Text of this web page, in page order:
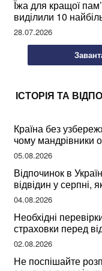
Їжа для кращої
виділили 10
продуктів
28.07.2026
ІСТОРІЯ ТА
Країна без
чому мандрівники
відпочинок
05.08.2026
Відпочинок в
відвідин у серпні,
закордонні враження
04.08.2026
Необхідні
страховки перед
подорож
02.08.2026
Не поспішайте